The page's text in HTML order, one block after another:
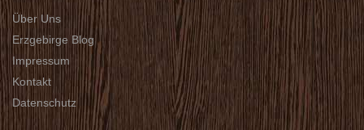
Über Uns
Erzgebirge Blog
Impressum
Kontakt
Datenschutz